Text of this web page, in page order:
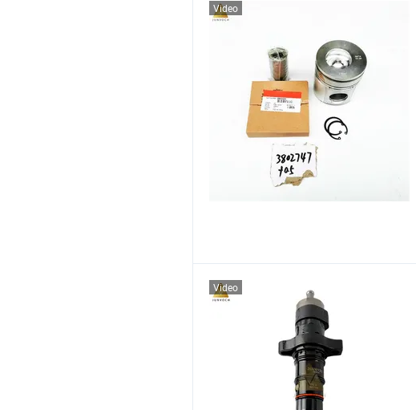
Video
Video